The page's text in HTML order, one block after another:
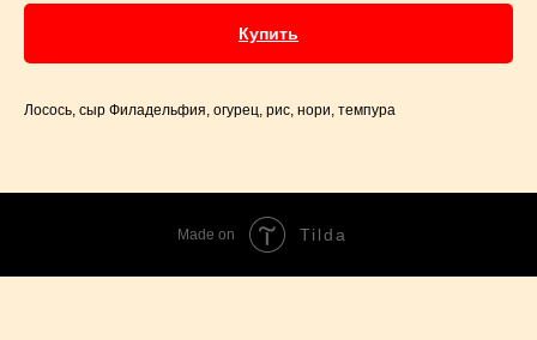
Купить
Лосось, сыр Филадельфия, огурец, рис, нори, темпура
Made on Tilda